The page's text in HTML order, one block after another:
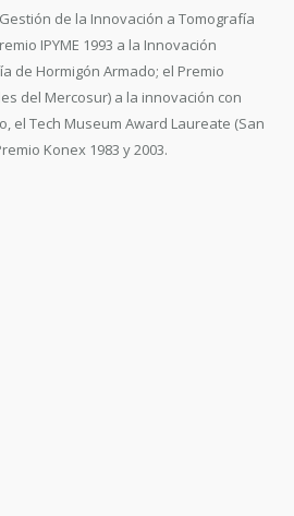
de la Innovación a Tomografía
IPYME 1993 a la Innovación
de Hormigón Armado; el Premio
del Mercosur) a la innovación con
el Tech Museum Award Laureate (San
Konex 1983 y 2003.